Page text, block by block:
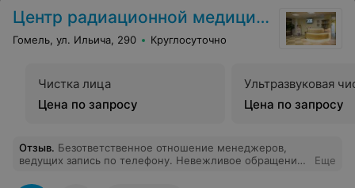
Центр радиационной медицины
Гомель, ул. Ильича, 290 Круглосуточно
Чистка лица
Цена по запросу
Ультразвуковая
Цена по запросу
Отзыв. Безответственное отношение менеджеров,
ведущих запись по телефону. Невежливое обращение
воспользоваться услугами Центра, позвонила по
Еще